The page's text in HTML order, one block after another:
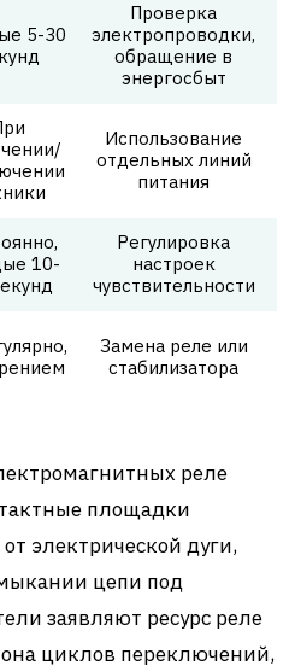
5-30
Проверка
электропроводки,
обращение в
энергосбыт
Использование
отдельных линий
питания
10-
Регулировка
настроек
чувствительности
Замена реле или
стабилизатора
реле
площадки
электрической дуги,
цепи под
заявляют ресурс реле
циклов переключений,